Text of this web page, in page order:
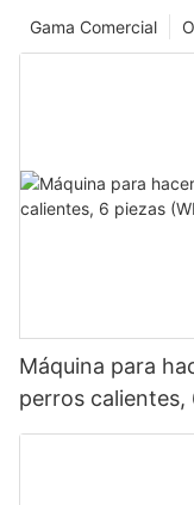
Gama Comercial
Máquina para
perros calientes,